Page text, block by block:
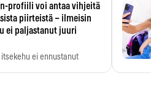
profiili voi antaa vihjeitä
piirteistä – ilmeisin
ei paljastanut juuri
itsekehu ei ennustanut